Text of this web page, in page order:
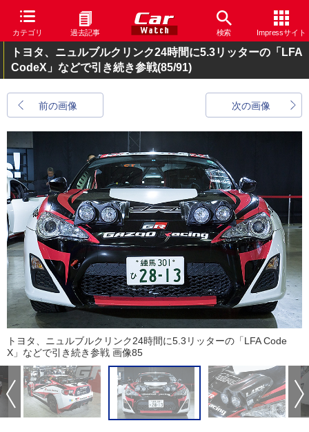
カテゴリ 過去記事 検索 Impressサイト
トヨタ、ニュルブルクリンク24時間に5.3リッターの「LFA
CodeX」などで引き続き参戦(85/91)
前の画像 次の画像
トヨタ、ニュルブルクリンク24時間に5.3リッターの「LFA Code
X」などで引き続き参戦 画像85